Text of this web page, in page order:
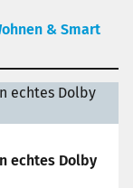
& Smart
echtes Dolby